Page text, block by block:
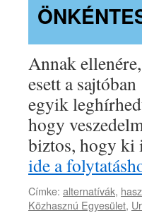
Annak
esett a
egyik
hogy
biztos, hogy
ide a
Címke: alternatívák,
Közhasznú Egyesület,